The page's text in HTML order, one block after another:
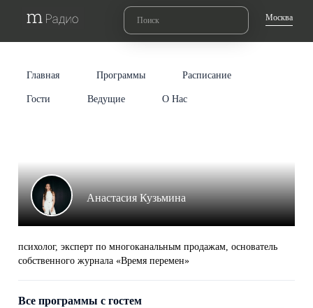
Москва
Главная Программы Расписание
Гости Ведущие О Нас
Анастасия Кузьмина
психолог, эксперт по многоканальным продажам, основатель
собственного журнала «Время перемен»
Все программы с гостем